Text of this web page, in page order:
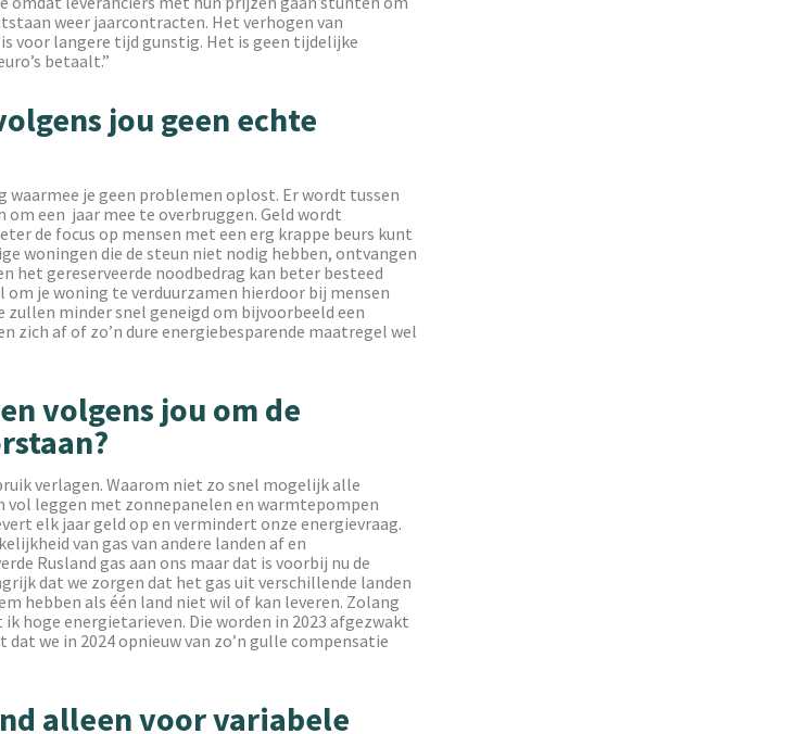
weer jaarcontracten. Het verhogen van
voor langere tijd gunstig. Het is geen tijdelijke
betaalt.”
jou geen echte
waarmee je geen problemen oplost. Er wordt tussen
een jaar mee te overbruggen. Geld wordt
de focus op mensen met een erg krappe beurs kunt
woningen die de steun niet nodig hebben, ontvangen
het gereserveerde noodbedrag kan beter besteed
je woning te verduurzamen hierdoor bij mensen
zullen minder snel geneigd om bijvoorbeeld een
zich af of zo’n dure energiebesparende maatregel wel
volgens jou om de
verlagen. Waarom niet zo snel mogelijk alle
vol leggen met zonnepanelen en warmtepompen
elk jaar geld op en vermindert onze energievraag.
van gas van andere landen af en
Rusland gas aan ons maar dat is voorbij nu de
dat we zorgen dat het gas uit verschillende landen
hebben als één land niet wil of kan leveren. Zolang
hoge energietarieven. Die worden in 2023 afgezwakt
we in 2024 opnieuw van zo’n gulle compensatie
alleen voor variabele